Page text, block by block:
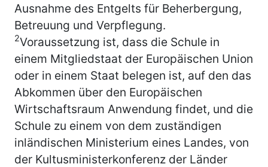
Ausnahme des Entgelts für Beherbergung,
Betreuung und Verpflegung.
2Voraussetzung ist, dass die Schule in
einem Mitgliedstaat der Europäischen Union
oder in einem Staat belegen ist, auf den das
Abkommen über den Europäischen
Wirtschaftsraum Anwendung findet, und die
Schule zu einem von dem zuständigen
inländischen Ministerium eines Landes, von
der Kultusministerkonferenz der Länder